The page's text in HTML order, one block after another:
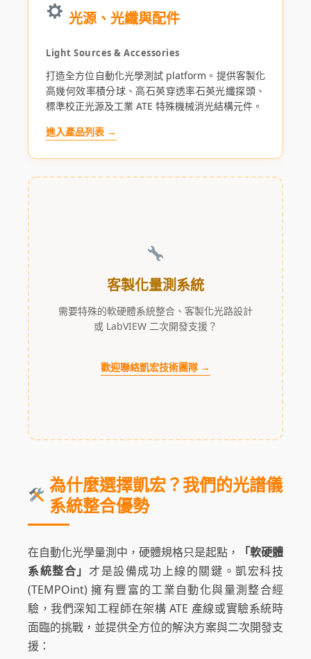
光源、光纖與配件
Light Sources & Accessories
打造全方位自動化光學測試 platform。提供客製化
高幾何效率積分球、高石英穿透率石英光纖探頭、
標準校正光源及工業 ATE 特殊機械消光結構元件。
進入產品列表 →
客製化量測系統
需要特殊的軟硬體系統整合、客製化光路設計
或 LabVIEW 二次開發支援？
歡迎聯絡凱宏技術團隊 →
為什麼選擇凱宏？我們的光譜儀
系統整合優勢
在自動化光學量測中，硬體規格只是起點，
「軟硬體
系統整合」 才是設備成功上線的關鍵。凱宏科技
(TEMPOint) 擁有豐富的工業自動化與量測整合經
驗，我們深知工程師在架構 ATE 產線或實驗系統時
面臨的挑戰，並提供全方位的解決方案與二次開發支
援：